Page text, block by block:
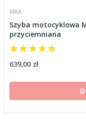
MRA
Szyba motocyklowa
przyciemniana
639,00 zł